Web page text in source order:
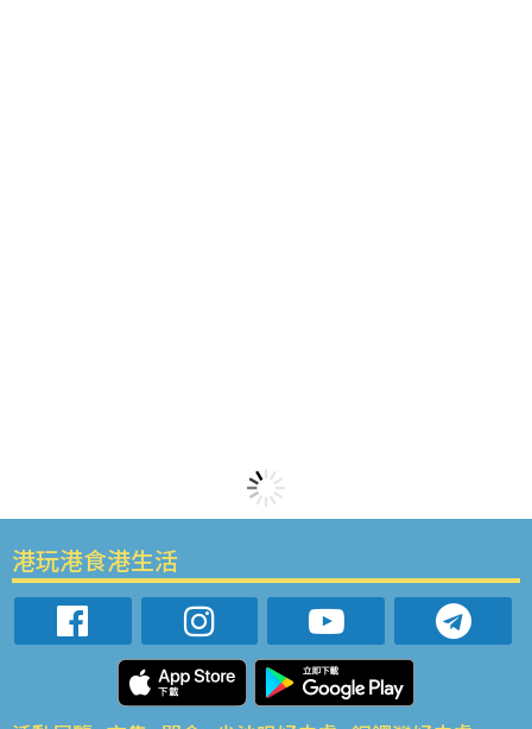
港玩港食港生活